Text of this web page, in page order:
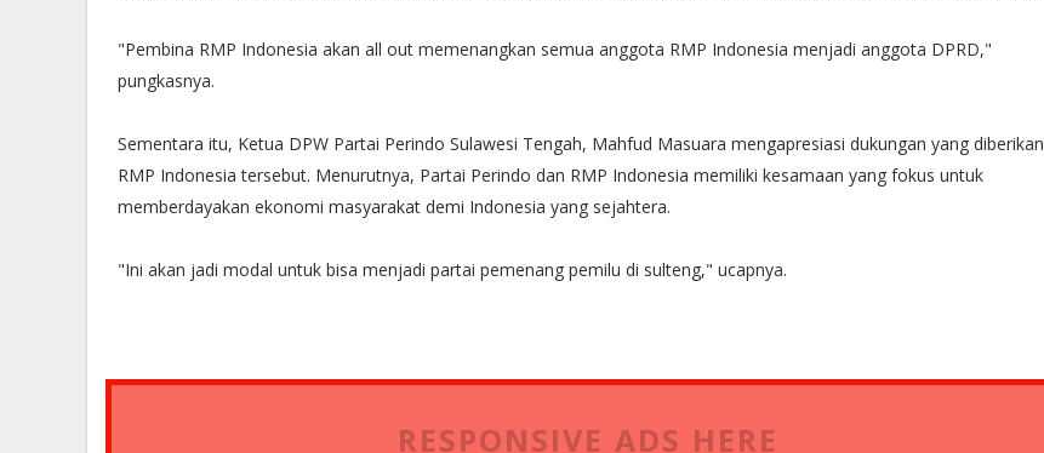
"Pembina RMP Indonesia akan all out memenangkan semua anggota RMP Indonesia menjadi anggota DPRD,"
pungkasnya.
Sementara itu, Ketua DPW Partai Perindo Sulawesi Tengah, Mahfud Masuara mengapresiasi dukungan yang diberikan
RMP Indonesia tersebut. Menurutnya, Partai Perindo dan RMP Indonesia memiliki kesamaan yang fokus untuk
memberdayakan ekonomi masyarakat demi Indonesia yang sejahtera.
"Ini akan jadi modal untuk bisa menjadi partai pemenang pemilu di sulteng," ucapnya.
RESPONSIVE ADS HERE